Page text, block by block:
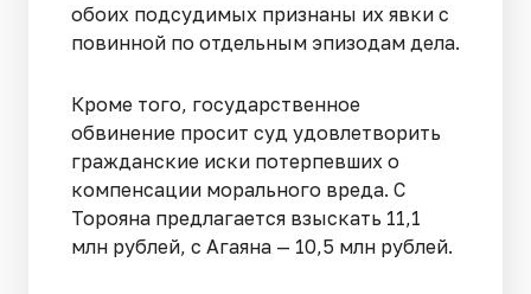
обоих подсудимых признаны их явки с
повинной по отдельным эпизодам дела.
Кроме того, государственное
обвинение просит суд удовлетворить
гражданские иски потерпевших о
компенсации морального вреда. С
Торояна предлагается взыскать 11,1
млн рублей, с Агаяна — 10,5 млн рублей.